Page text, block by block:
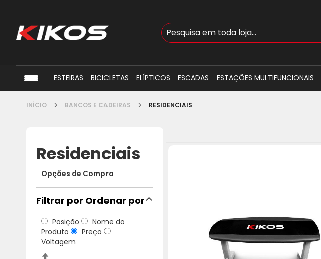
Busca
ESTEIRAS BICICLETAS ELÍPTICOS ESCADAS ESTAÇÕES MULTIFUNCIONAIS
INÍCIO BANCOS E CADEIRAS RESIDENCIAIS
Residenciais
Opções de Compra
Ordenar por
Posição
Nome do
Produto
Preço
Voltagem